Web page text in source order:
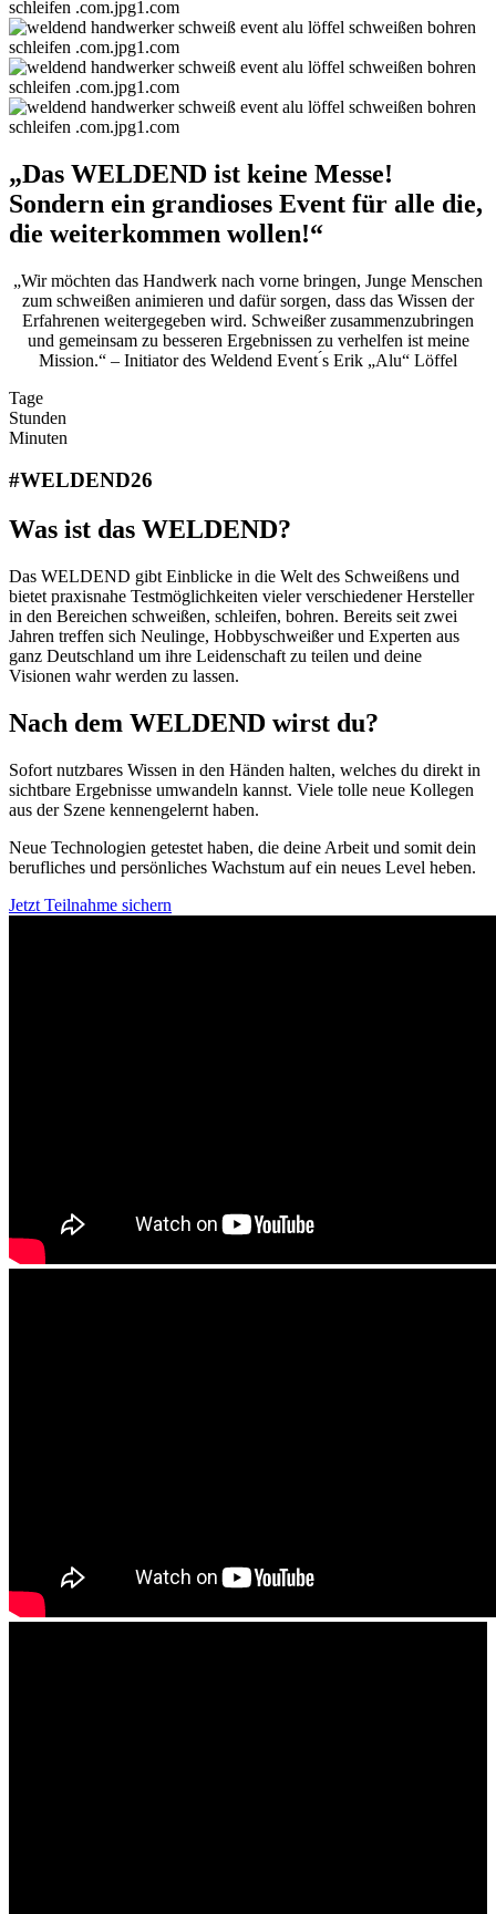
„Das WELDEND ist keine Messe!
Sondern ein grandioses Event für alle die,
die weiterkommen wollen!“
„Wir möchten das Handwerk nach vorne bringen, Junge Menschen
zum schweißen animieren und dafür sorgen, dass das Wissen der
Erfahrenen weitergegeben wird. Schweißer zusammenzubringen
und gemeinsam zu besseren Ergebnissen zu verhelfen ist meine
Mission.“ – Initiator des Weldend Event ́s Erik „Alu“ Löffel
Tage
Stunden
Minuten
#WELDEND26
Was ist das WELDEND?
Das WELDEND gibt Einblicke in die Welt des Schweißens und
bietet praxisnahe Testmöglichkeiten vieler verschiedener Hersteller
in den Bereichen schweißen, schleifen, bohren. Bereits seit zwei
Jahren treffen sich Neulinge, Hobbyschweißer und Experten aus
ganz Deutschland um ihre Leidenschaft zu teilen und deine
Visionen wahr werden zu lassen.
Nach dem WELDEND wirst du?
Sofort nutzbares Wissen in den Händen halten, welches du direkt in
sichtbare Ergebnisse umwandeln kannst. Viele tolle neue Kollegen
aus der Szene kennengelernt haben.
Neue Technologien getestet haben, die deine Arbeit und somit dein
berufliches und persönliches Wachstum auf ein neues Level heben.
Jetzt Teilnahme sichern